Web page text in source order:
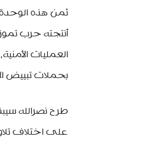
ثمن هذه
أنتجته حرب
العمليات
بحملات تبييض
طرح نصرالله
على اختلاف